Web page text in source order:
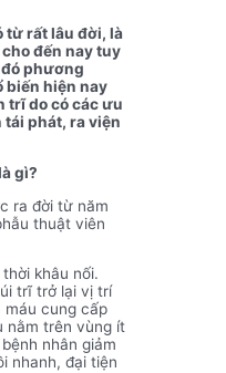
từ rất lâu đời, là
đến nay tuy
phương
biến hiện nay
trĩ do có các ưu
phát, ra viện
gì?
ra đời từ năm
thuật viên
khâu nối.
trĩ trở lại vị trí
máu cung cấp
nằm trên vùng ít
nhân giảm
nhanh, đại tiện